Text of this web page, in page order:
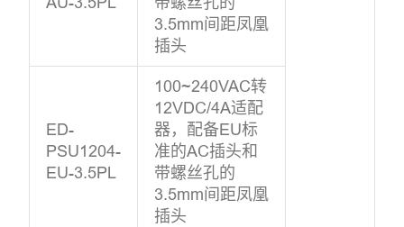
3.5mm间距凤凰
插头
ED-
PSU1204-
EU-3.5PL
100~240VAC转
12VDC/4A适配
器，配备EU标
准的AC插头和
带螺丝孔的
3.5mm间距凤凰
插头